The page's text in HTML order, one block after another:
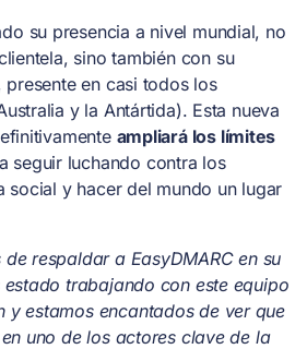
su presencia a nivel mundial, no
sino también con su
en casi todos los
y la Antártida). Esta nueva
ampliará los límites
seguir luchando contra los
social y hacer del mundo un lugar
respaldar a EasyDMARC en su
trabajando con este equipo
y estamos encantados de ver que
uno de los actores clave de la